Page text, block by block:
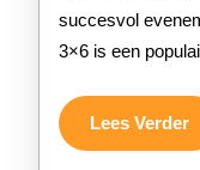
succesvol
3×6 is een
Lees Verder